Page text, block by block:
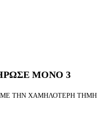
ΜΟΝΟ 3
ΜΕ ΤΗΝ ΧΑΜΗΛΟΤΕΡΗ ΤΗΜΗ